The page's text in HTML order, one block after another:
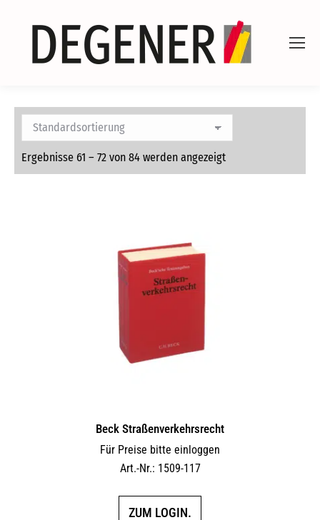
Ergebnisse 61 – 72 von 84 werden angezeigt
Beck Straßenverkehrsrecht
Für Preise bitte einloggen
Art.-Nr.: 1509-117
ZUM LOGIN.